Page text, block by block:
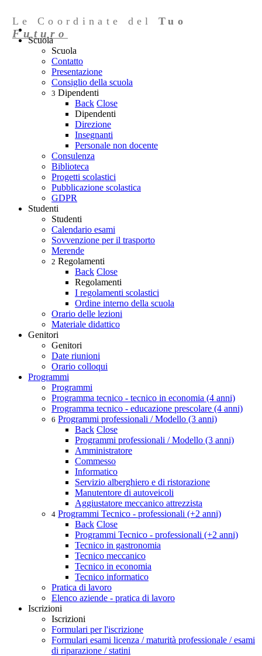
Le Coordinate delTuo
Futuro
Scuola
Scuola
Contatto
Presentazione
Consiglio della scuola
3 Dipendenti
Back Close
Dipendenti
Direzione
Insegnanti
Personale non docente
Consulenza
Biblioteca
Progetti scolastici
Pubblicazione scolastica
GDPR
Studenti
Studenti
Calendario esami
Sovvenzione per il trasporto
Merende
2 Regolamenti
Back Close
Regolamenti
I regolamenti scolastici
Ordine interno della scuola
Orario delle lezioni
Materiale didattico
Genitori
Genitori
Date riunioni
Orario colloqui
Programmi
Programmi
Programma tecnico - tecnico in economia (4 anni)
Programma tecnico - educazione prescolare (4 anni)
6 Programmi professionali / Modello (3 anni)
Back Close
Programmi professionali / Modello (3 anni)
Amministratore
Commesso
Informatico
Servizio alberghiero e di ristorazione
Manutentore di autoveicoli
Aggiustatore meccanico attrezzista
4 Programmi Tecnico - professionali (+2 anni)
Back Close
Programmi Tecnico - professionali (+2 anni)
Tecnico in gastronomia
Tecnico meccanico
Tecnico in economia
Tecnico informatico
Pratica di lavoro
Elenco aziende - pratica di lavoro
Iscrizioni
Iscrizioni
Formulari per l'iscrizione
Formulari esami licenza / maturità professionale / esami
di riparazione / statini